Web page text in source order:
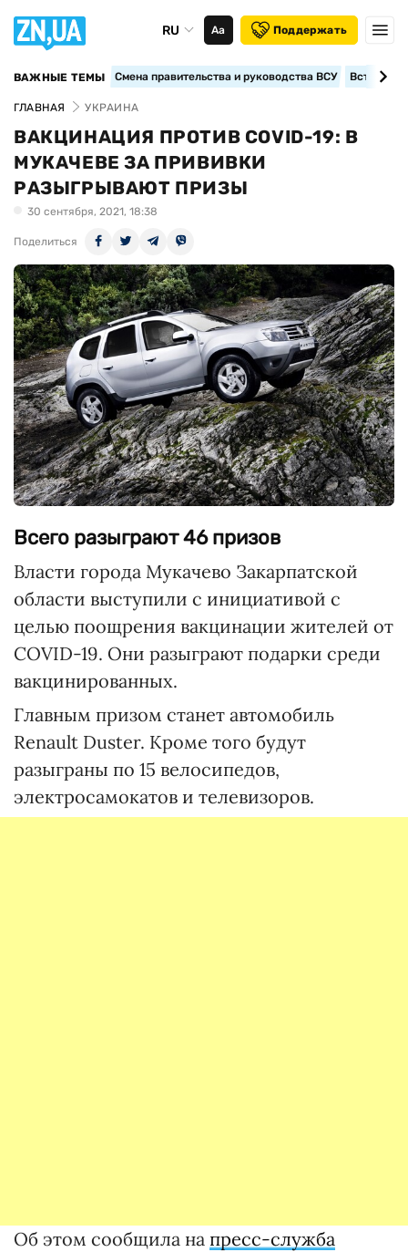
RU Аа Поддержать
ВАЖНЫЕ ТЕМЫ Смена правительства и руководства ВСУ
ГЛАВНАЯ УКРАИНА
ВАКЦИНАЦИЯ ПРОТИВ COVID-19: В
МУКАЧЕВЕ ЗА ПРИВИВКИ
РАЗЫГРЫВАЮТ ПРИЗЫ
30 сентября, 2021, 18:38
Поделиться
Всего разыграют 46 призов
Власти города Мукачево Закарпатской
области выступили с инициативой с
целью поощрения вакцинации жителей от
COVID-19. Они разыграют подарки среди
вакцинированных.
Главным призом станет автомобиль
Renault Duster. Кроме того будут
разыграны по 15 велосипедов,
электросамокатов и телевизоров.
Об этом сообщила на пресс-служба